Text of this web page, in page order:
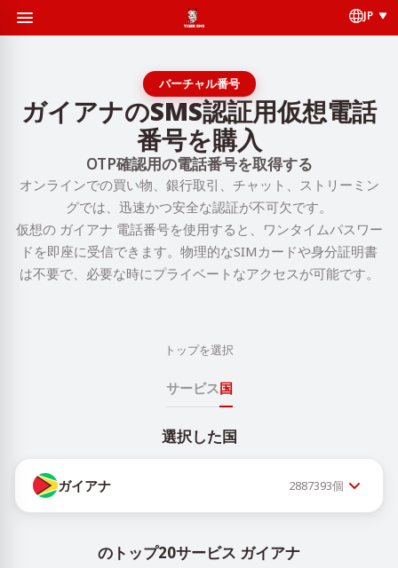
JP
バーチャル番号
ガイアナのSMS認証用仮想電話
番号を購入
OTP確認用の電話番号を取得する
オンラインでの買い物、銀行取引、チャット、ストリーミン
グでは、迅速かつ安全な認証が不可欠です。
仮想の ガイアナ 電話番号を使用すると、ワンタイムパスワー
ドを即座に受信できます。物理的なSIMカードや身分証明書
は不要で、必要な時にプライベートなアクセスが可能です。
トップを選択
サービス国
選択した国
ガイアナ 2887393個
のトップ20サービス ガイアナ